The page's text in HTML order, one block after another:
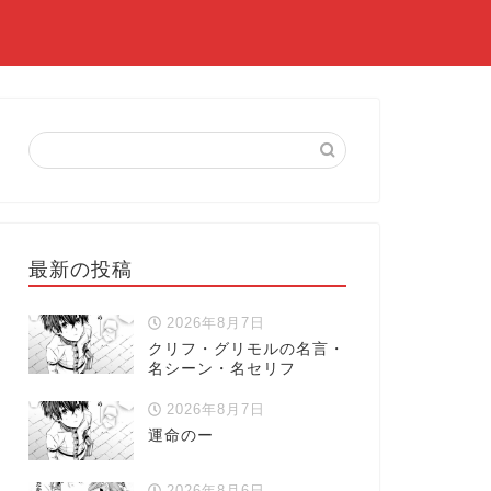
最新の投稿
2026年8月7日
クリフ・グリモルの名言・
名シーン・名セリフ
2026年8月7日
運命のー